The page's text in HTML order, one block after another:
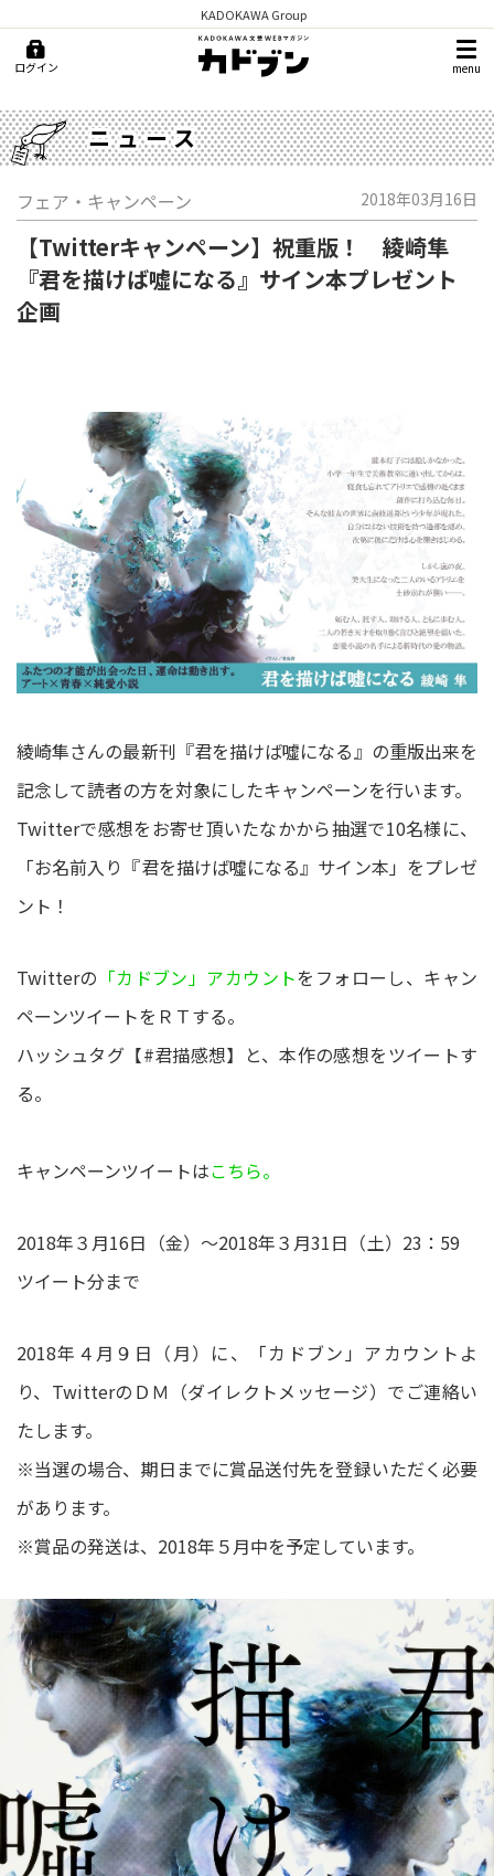
KADOKAWA Group
ログイン menu
ニュース
フェア・キャンペーン 2018年03月16日
【Twitterキャンペーン】祝重版！ 綾崎隼
『君を描けば噓になる』サイン本プレゼント
企画
綾崎隼さんの最新刊『君を描けば噓になる』の重版出来を
記念して読者の方を対象にしたキャンペーンを行います。
Twitterで感想をお寄せ頂いたなかから抽選で10名様に、
「お名前入り『君を描けば噓になる』サイン本」をプレゼ
ント！
Twitterの 「カドブン」アカウントをフォローし、キャン
ペーンツイートをＲＴする。
ハッシュタグ【#君描感想】と、本作の感想をツイートす
る。
キャンペーンツイートはこちら。
2018年３月16日（金）～2018年３月31日（土）23：59
ツイート分まで
2018年４月９日（月）に、「カドブン」アカウントよ
り、TwitterのＤＭ（ダイレクトメッセージ）でご連絡い
たします。
※当選の場合、期日までに賞品送付先を登録いただく必要
があります。
※賞品の発送は、2018年５月中を予定しています。